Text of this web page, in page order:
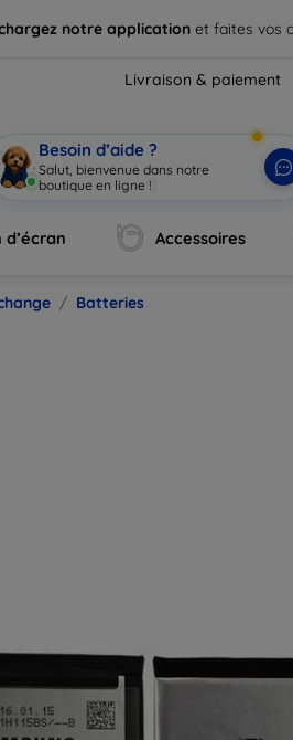
notre application et faites vos
Livraison & paiement
Besoin d’aide ?
Salut, bienvenue dans notre
boutique en ligne !
Accessoires
Batteries